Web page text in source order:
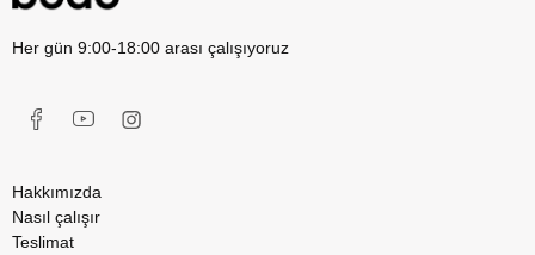
Her gün 9:00-18:00 arası çalışıyoruz
Hakkımızda
Nasıl çalışır
Teslimat